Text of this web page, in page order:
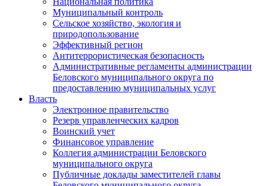
Муниципальный контроль
Сельское хозяйство, экология и
природопользование
Эффективный регион
Антитеррористическая безопасность
Административные регламенты администрации
Беловского муниципального округа по
предоставлению муниципальных услуг
Власть
Электронное правительство
Резерв управленческих кадров
Воинский учет
Финансовое управление
Коллегия администрации Беловского
муниципального округа
Публичные доклады заместителей главы